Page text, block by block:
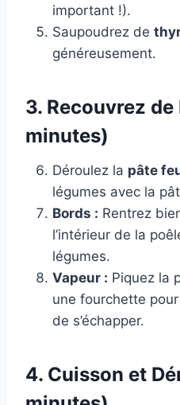
important !).
Saupoudrez de
généreusement.
3. Recouvrez de
minutes)
Déroulez la pâte
légumes avec la
Bords : Rentrez
l’intérieur de la
légumes.
Vapeur : Piquez la
une fourchette
de s’échapper.
4. Cuisson et